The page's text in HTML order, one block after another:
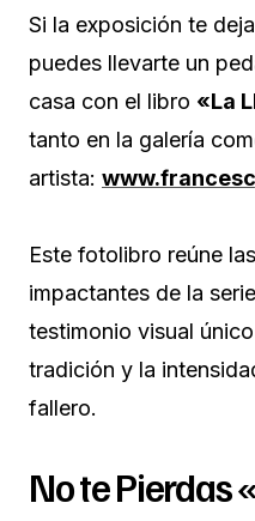
Si la exposición te
puedes llevarte un
casa con el libro «La
tanto en la galería
artista:
Este fotolibro reúne
impactantes de la
testimonio visual
tradición y la
fallero.
No te Pierdas